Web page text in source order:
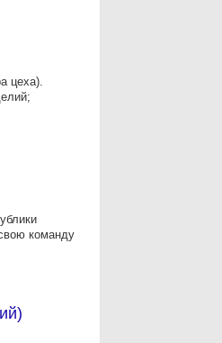
цеха).
команду